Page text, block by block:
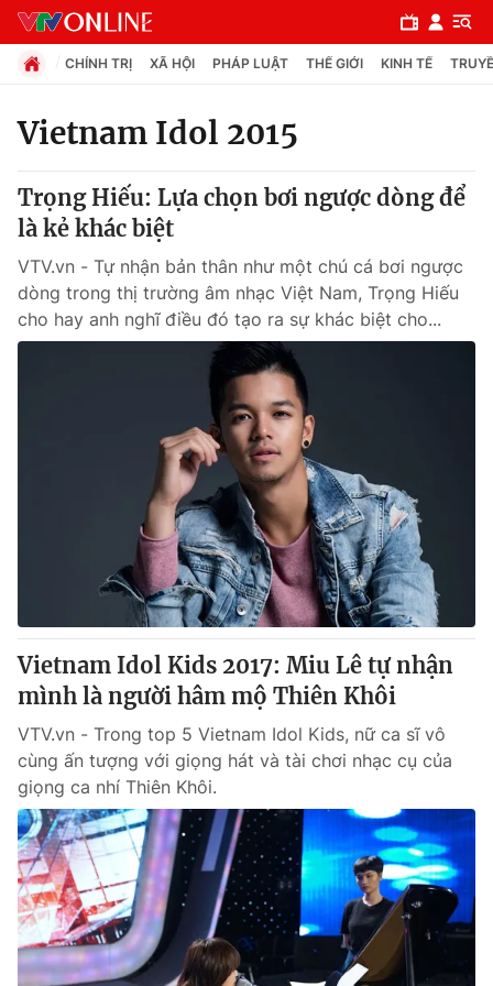
Chuyên mục
Chính trị
Xã hội
Pháp luật
Thế giới đó đây
Câu chuyện quốc tế
Thị trường
Góc doanh nghiệp
Dữ liệu và đời sống
Truyền hình
Hậu trường
Nhân vật
Khán giả
Giải sao mai
Giải trí
Điện ảnh
Âm nhạc
Sao
Đời sống
Du lịch
Làm đẹp
Chất lượng cuộc sống
Giáo dục
Tuyển sinh
Học trực tuyến
Công nghệ
Hitech Công nghệ tương lai
CHÍNH TRỊ XÃ HỘI PHÁP LUẬT THẾ GIỚI KINH TẾ
Vietnam Idol 2015
Trọng Hiếu: Lựa chọn bơi ngược dòng để
là kẻ khác biệt
VTV.vn - Tự nhận bản thân như một chú cá bơi ngược
dòng trong thị trường âm nhạc Việt Nam, Trọng Hiếu
cho hay anh nghĩ điều đó tạo ra sự khác biệt cho...
Vietnam Idol Kids 2017: Miu Lê tự nhận
mình là người hâm mộ Thiên Khôi
VTV.vn - Trong top 5 Vietnam Idol Kids, nữ ca sĩ vô
cùng ấn tượng với giọng hát và tài chơi nhạc cụ của
giọng ca nhí Thiên Khôi.